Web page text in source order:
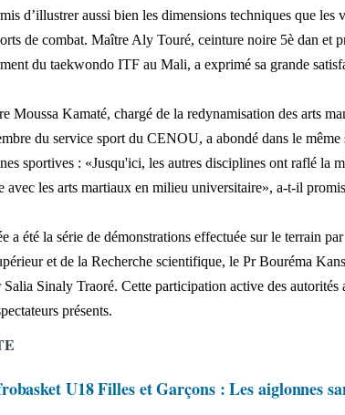
d’illustrer aussi bien les dimensions techniques que les
de combat. Maître Aly Touré, ceinture noire 5è dan et
du taekwondo ITF au Mali, a exprimé sa grande
Moussa Kamaté, chargé de la redynamisation des arts
du service sport du CENOU, a abondé dans le même
sportives : «Jusqu'ici, les autres disciplines ont raflé la
avec les arts martiaux en milieu universitaire», a-t-il
a été la série de démonstrations effectuée sur le terrain
et de la Recherche scientifique, le Pr Bouréma
Sinaly Traoré. Cette participation active des autorités
présents.
U18 Filles et Garçons : Les aiglonnes